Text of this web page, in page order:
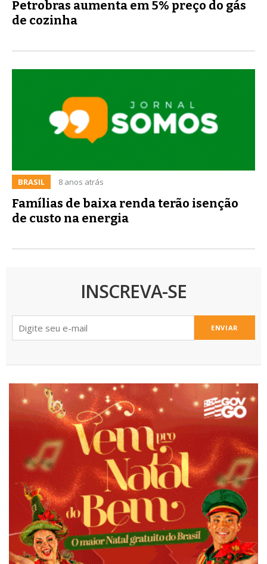
Petrobras aumenta em 5% preço do gás
de cozinha
BRASIL 8 anos atrás
Famílias de baixa renda terão isenção
de custo na energia
INSCREVA-SE
ENVIAR